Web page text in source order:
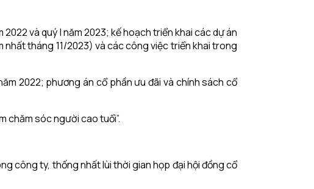
và quý I năm 2023; kế hoạch triển khai các dự án
tháng 11/2023) và các công việc triển khai trong
2022; phương án cổ phần ưu đãi và chính sách cổ
chăm sóc người cao tuổi”.
công ty, thống nhất lùi thời gian họp đại hội đồng cổ